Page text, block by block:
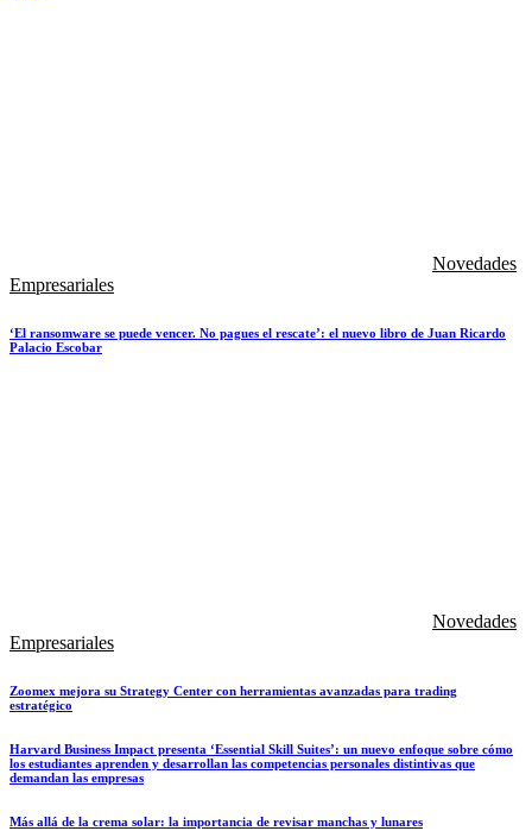
Novedades
Empresariales
‘El ransomware se puede vencer. No pagues el rescate’: el nuevo libro de Juan Ricardo
Palacio Escobar
Novedades
Empresariales
Zoomex mejora su Strategy Center con herramientas avanzadas para trading
estratégico
Harvard Business Impact presenta ‘Essential Skill Suites’: un nuevo enfoque sobre cómo
los estudiantes aprenden y desarrollan las competencias personales distintivas que
demandan las empresas
Más allá de la crema solar: la importancia de revisar manchas y lunares